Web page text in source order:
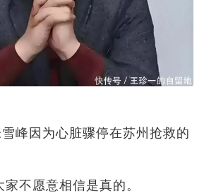
峰因为心脏骤停在苏州抢救的
不愿意相信是真的。